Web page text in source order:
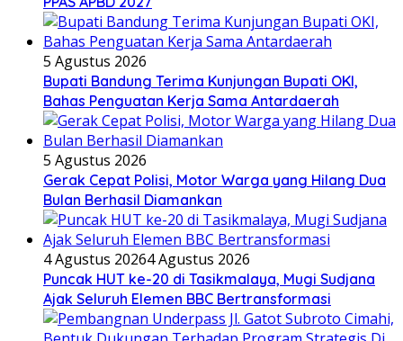
5 Agustus 2026
Bupati Bandung Terima Kunjungan Bupati OKI,
Bahas Penguatan Kerja Sama Antardaerah
5 Agustus 2026
Gerak Cepat Polisi, Motor Warga yang Hilang Dua
Bulan Berhasil Diamankan
4 Agustus 20264 Agustus 2026
Puncak HUT ke-20 di Tasikmalaya, Mugi Sudjana
Ajak Seluruh Elemen BBC Bertransformasi